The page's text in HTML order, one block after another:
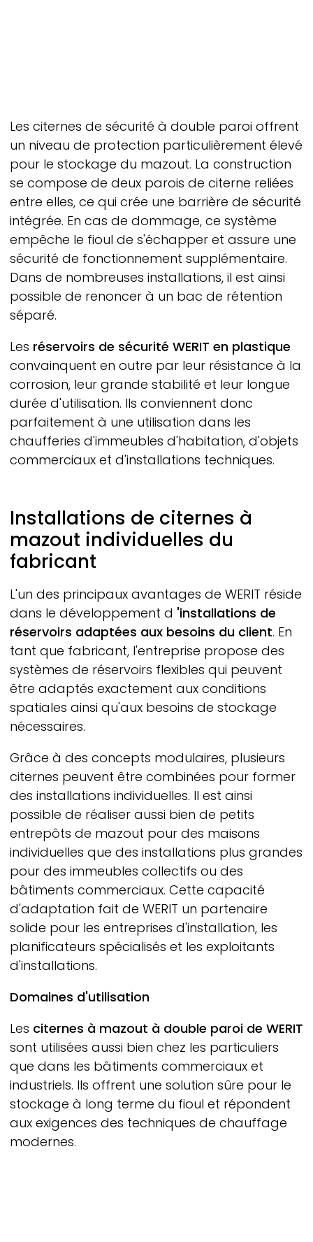
Les citernes de sécurité à double paroi offrent
un niveau de protection particulièrement élevé
pour le stockage du mazout. La construction
se compose de deux parois de citerne reliées
entre elles, ce qui crée une barrière de sécurité
intégrée. En cas de dommage, ce système
empêche le fioul de s'échapper et assure une
sécurité de fonctionnement supplémentaire.
Dans de nombreuses installations, il est ainsi
possible de renoncer à un bac de rétention
séparé.
Les réservoirs de sécurité WERIT en plastique
convainquent en outre par leur résistance à la
corrosion, leur grande stabilité et leur longue
durée d'utilisation. Ils conviennent donc
parfaitement à une utilisation dans les
chaufferies d'immeubles d'habitation, d'objets
commerciaux et d'installations techniques.
Installations de citernes à
mazout individuelles du
fabricant
L'un des principaux avantages de WERIT réside
dans le développement d 'installations de
réservoirs adaptées aux besoins du client. En
tant que fabricant, l'entreprise propose des
systèmes de réservoirs flexibles qui peuvent
être adaptés exactement aux conditions
spatiales ainsi qu'aux besoins de stockage
nécessaires.
Grâce à des concepts modulaires, plusieurs
citernes peuvent être combinées pour former
des installations individuelles. Il est ainsi
possible de réaliser aussi bien de petits
entrepôts de mazout pour des maisons
individuelles que des installations plus grandes
pour des immeubles collectifs ou des
bâtiments commerciaux. Cette capacité
d'adaptation fait de WERIT un partenaire
solide pour les entreprises d'installation, les
planificateurs spécialisés et les exploitants
d'installations.
Domaines d'utilisation
Les citernes à mazout à double paroi de WERIT
sont utilisées aussi bien chez les particuliers
que dans les bâtiments commerciaux et
industriels. Ils offrent une solution sûre pour le
stockage à long terme du fioul et répondent
aux exigences des techniques de chauffage
modernes.